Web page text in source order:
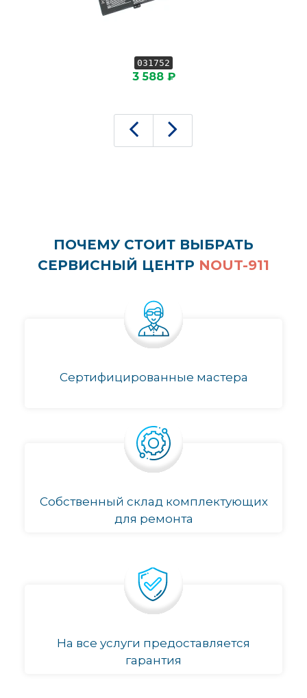
031752
3 588 ₽
ПОЧЕМУ СТОИТ ВЫБРАТЬ
СЕРВИСНЫЙ ЦЕНТР NOUT-911
Сертифицированные мастера
Собственный склад комплектующих
для ремонта
На все услуги предоставляется
гарантия